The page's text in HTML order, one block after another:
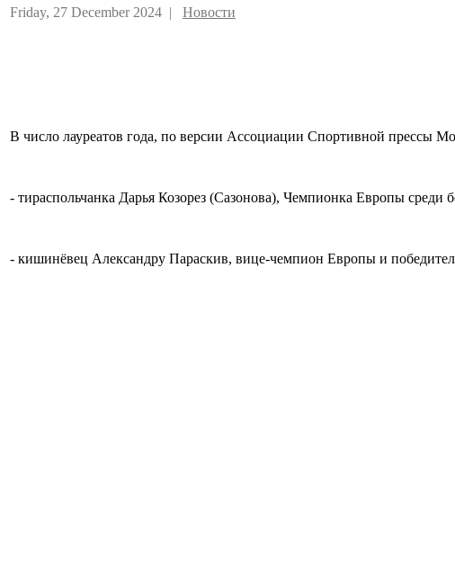
Friday, 27 December 2024 | Новости
В число лауреатов года, по версии Ассоциации Спортивной прессы
- тираспольчанка Дарья Козорез (Сазонова), Чемпионка Европы
- кишинёвец Александру Параскив, вице-чемпион Европы и